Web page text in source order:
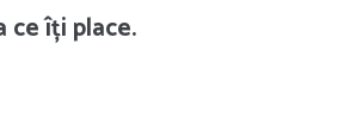
ce îți place.